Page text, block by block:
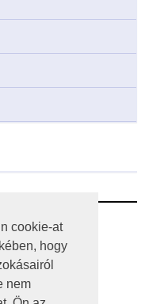
cookie-at
hogy
nem